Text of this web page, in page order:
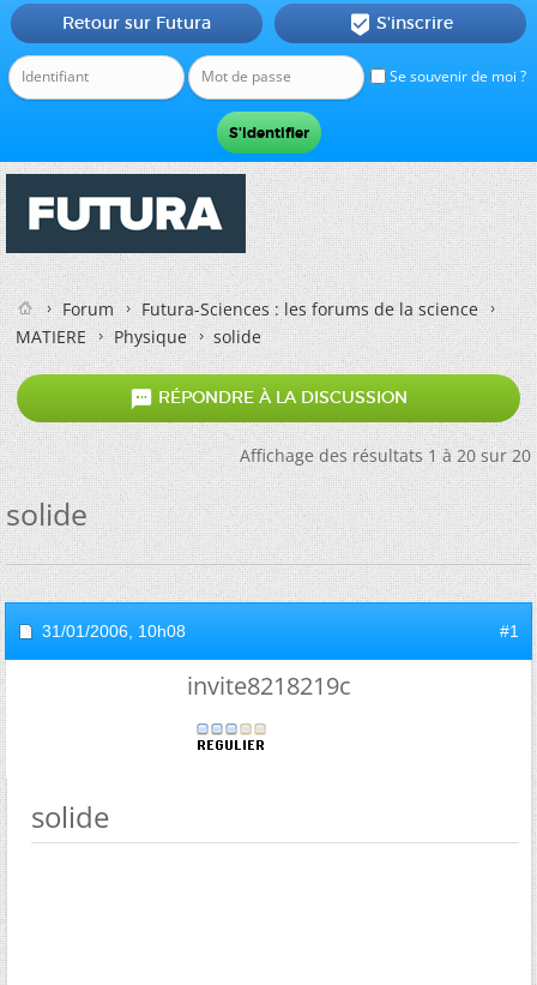
Se souvenir de moi ?
Retour sur Futura  S'inscrire
Forum
Futura-Sciences : les forums de la science
MATIERE
Physique solide
 RÉPONDRE À LA DISCUSSION
Affichage des résultats 1 à 20 sur 20
solide
31/01/2006, 10h08 #1
invite8218219c
solide